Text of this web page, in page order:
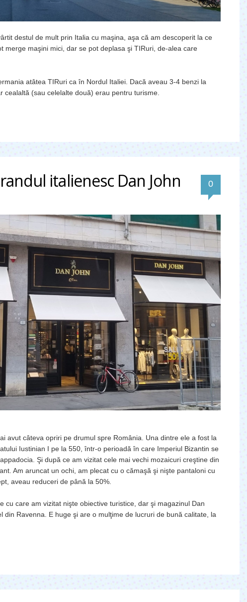
destul de mult prin Italia cu maşina, aşa că am descoperit la ce
merge maşini mici, dar se pot deplasa şi TIRuri, de-alea care
atâtea TIRuri ca în Nordul Italiei. Dacă aveau 3-4 benzi la
cealaltă (sau celelalte două) erau pentru turisme.
italienesc Dan John 0
avut câteva opriri pe drumul spre România. Una dintre ele a fost la
Iustinian I pe la 550, într-o perioadă în care Imperiul Bizantin se
Şi după ce am vizitat cele mai vechi mozaicuri creştine din
Am aruncat un ochi, am plecat cu o cămaşă şi nişte pantaloni cu
aveau reduceri de până la 50%.
cu care am vizitat nişte obiective turistice, dar şi magazinul Dan
din Ravenna. E huge şi are o mulţime de lucruri de bună calitate, la